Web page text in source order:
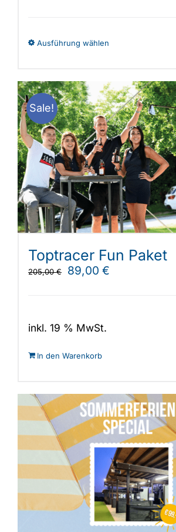
Ausführung wählen
mehrere
Varianten
auf.
Die
Optionen
können
auf
der
Produktseite
gewählt
Sale!
Toptracer Fun Paket
205,00€
Ursprünglicher
89,00 €
inkl. 19 % MwSt.
In den Warenkorb